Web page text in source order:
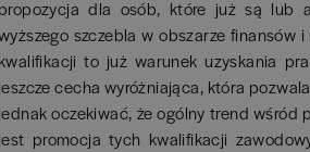
propozycja dla osób, które już są lub
szczebla w obszarze
kwalifikacji to już warunek uzyskania
jeszcze cecha wyróżniająca, która
jednak oczekiwać, że ogólny trend
jest promocja tych kwalifikacji